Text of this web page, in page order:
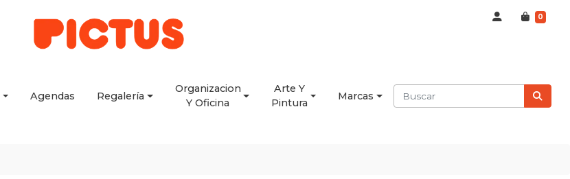
0
Agendas Regalería
Organizacion
Y Oficina
Arte Y
Pintura
Marcas